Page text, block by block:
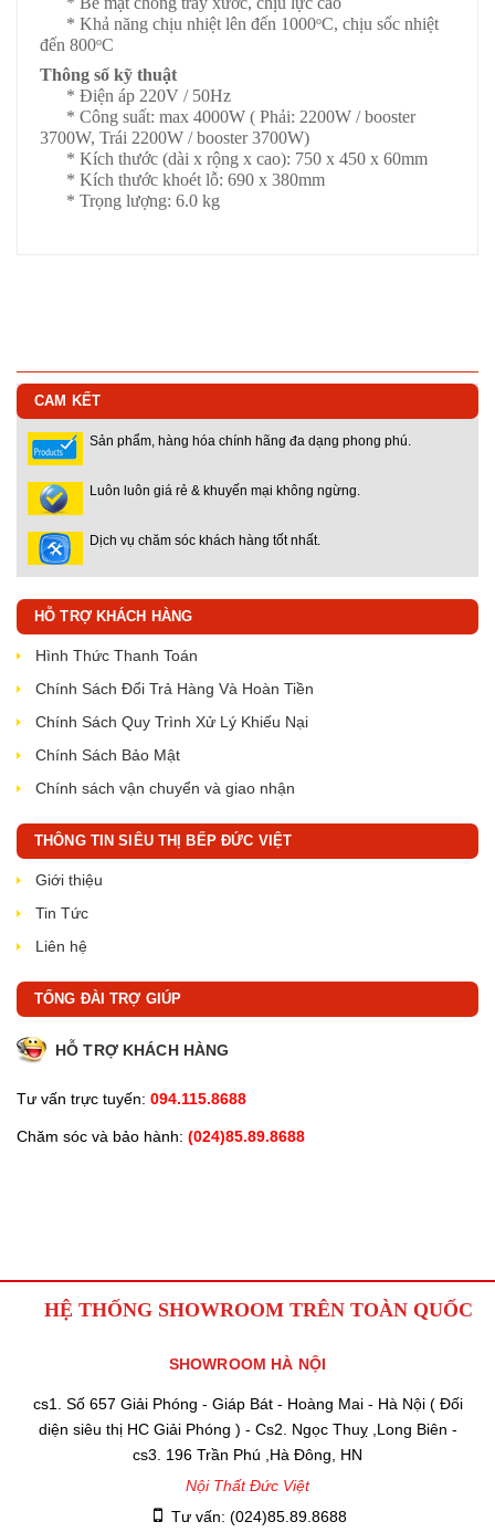
* Khả năng chịu nhiệt lên đến 1000oC, chịu sốc nhiệt
đến 800oC
Thông số kỹ thuật
* Điện áp 220V / 50Hz
* Công suất: max 4000W ( Phải: 2200W / booster
3700W, Trái 2200W / booster 3700W)
* Kích thước (dài x rộng x cao): 750 x 450 x 60mm
* Kích thước khoét lỗ: 690 x 380mm
* Trọng lượng: 6.0 kg
CAM KẾT
Sản phẩm, hàng hóa chính hãng đa dạng phong phú.
Luôn luôn giá rẻ & khuyến mại không ngừng.
Dịch vụ chăm sóc khách hàng tốt nhất.
HỖ TRỢ KHÁCH HÀNG
Hình Thức Thanh Toán
Chính Sách Đổi Trả Hàng Và Hoàn Tiền
Chính Sách Quy Trình Xử Lý Khiếu Nại
Chính Sách Bảo Mật
Chính sách vận chuyển và giao nhận
THÔNG TIN SIÊU THỊ BẾP ĐỨC VIỆT
Giới thiệu
Tin Tức
Liên hệ
TỔNG ĐÀI TRỢ GIÚP
HỖ TRỢ KHÁCH HÀNG
Tư vấn trực tuyến: 094.115.8688
Chăm sóc và bảo hành: (024)85.89.8688
HỆ THỐNG SHOWROOM TRÊN TOÀN QUỐC
SHOWROOM HÀ NỘI
cs1. Số 657 Giải Phóng - Giáp Bát - Hoàng Mai - Hà Nội ( Đối
diện siêu thị HC Giải Phóng ) - Cs2. Ngọc Thuỵ ,Long Biên -
cs3. 196 Trần Phú ,Hà Đông, HN
Nội Thất Đức Việt
Tư vấn: (024)85.89.8688